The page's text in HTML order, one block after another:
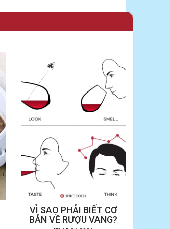
VÌ SAO PHẢI BIẾT CƠ
BẢN VỀ RƯỢU VANG?